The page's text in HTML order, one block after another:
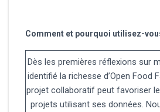
Comment et pourquoi utilisez-
Dès les premières réflexions sur
identifié la richesse d’Open Food
projet collaboratif peut favoriser
projets utilisant ses données.